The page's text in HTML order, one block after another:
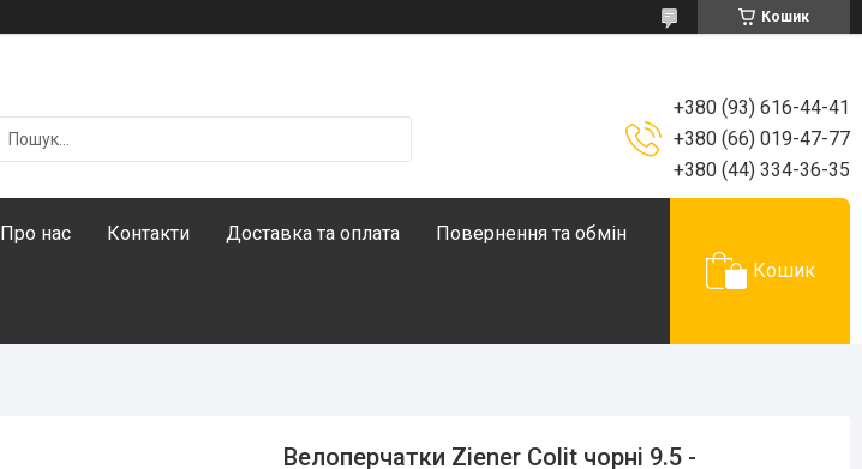
Кошик
+380 (93) 616-44-41
+380 (66) 019-47-77
+380 (44) 334-36-35
Про нас Контакти Доставка та оплата Повернення та обмін
Кошик
Велоперчатки Ziener Colit чорні 9.5 -